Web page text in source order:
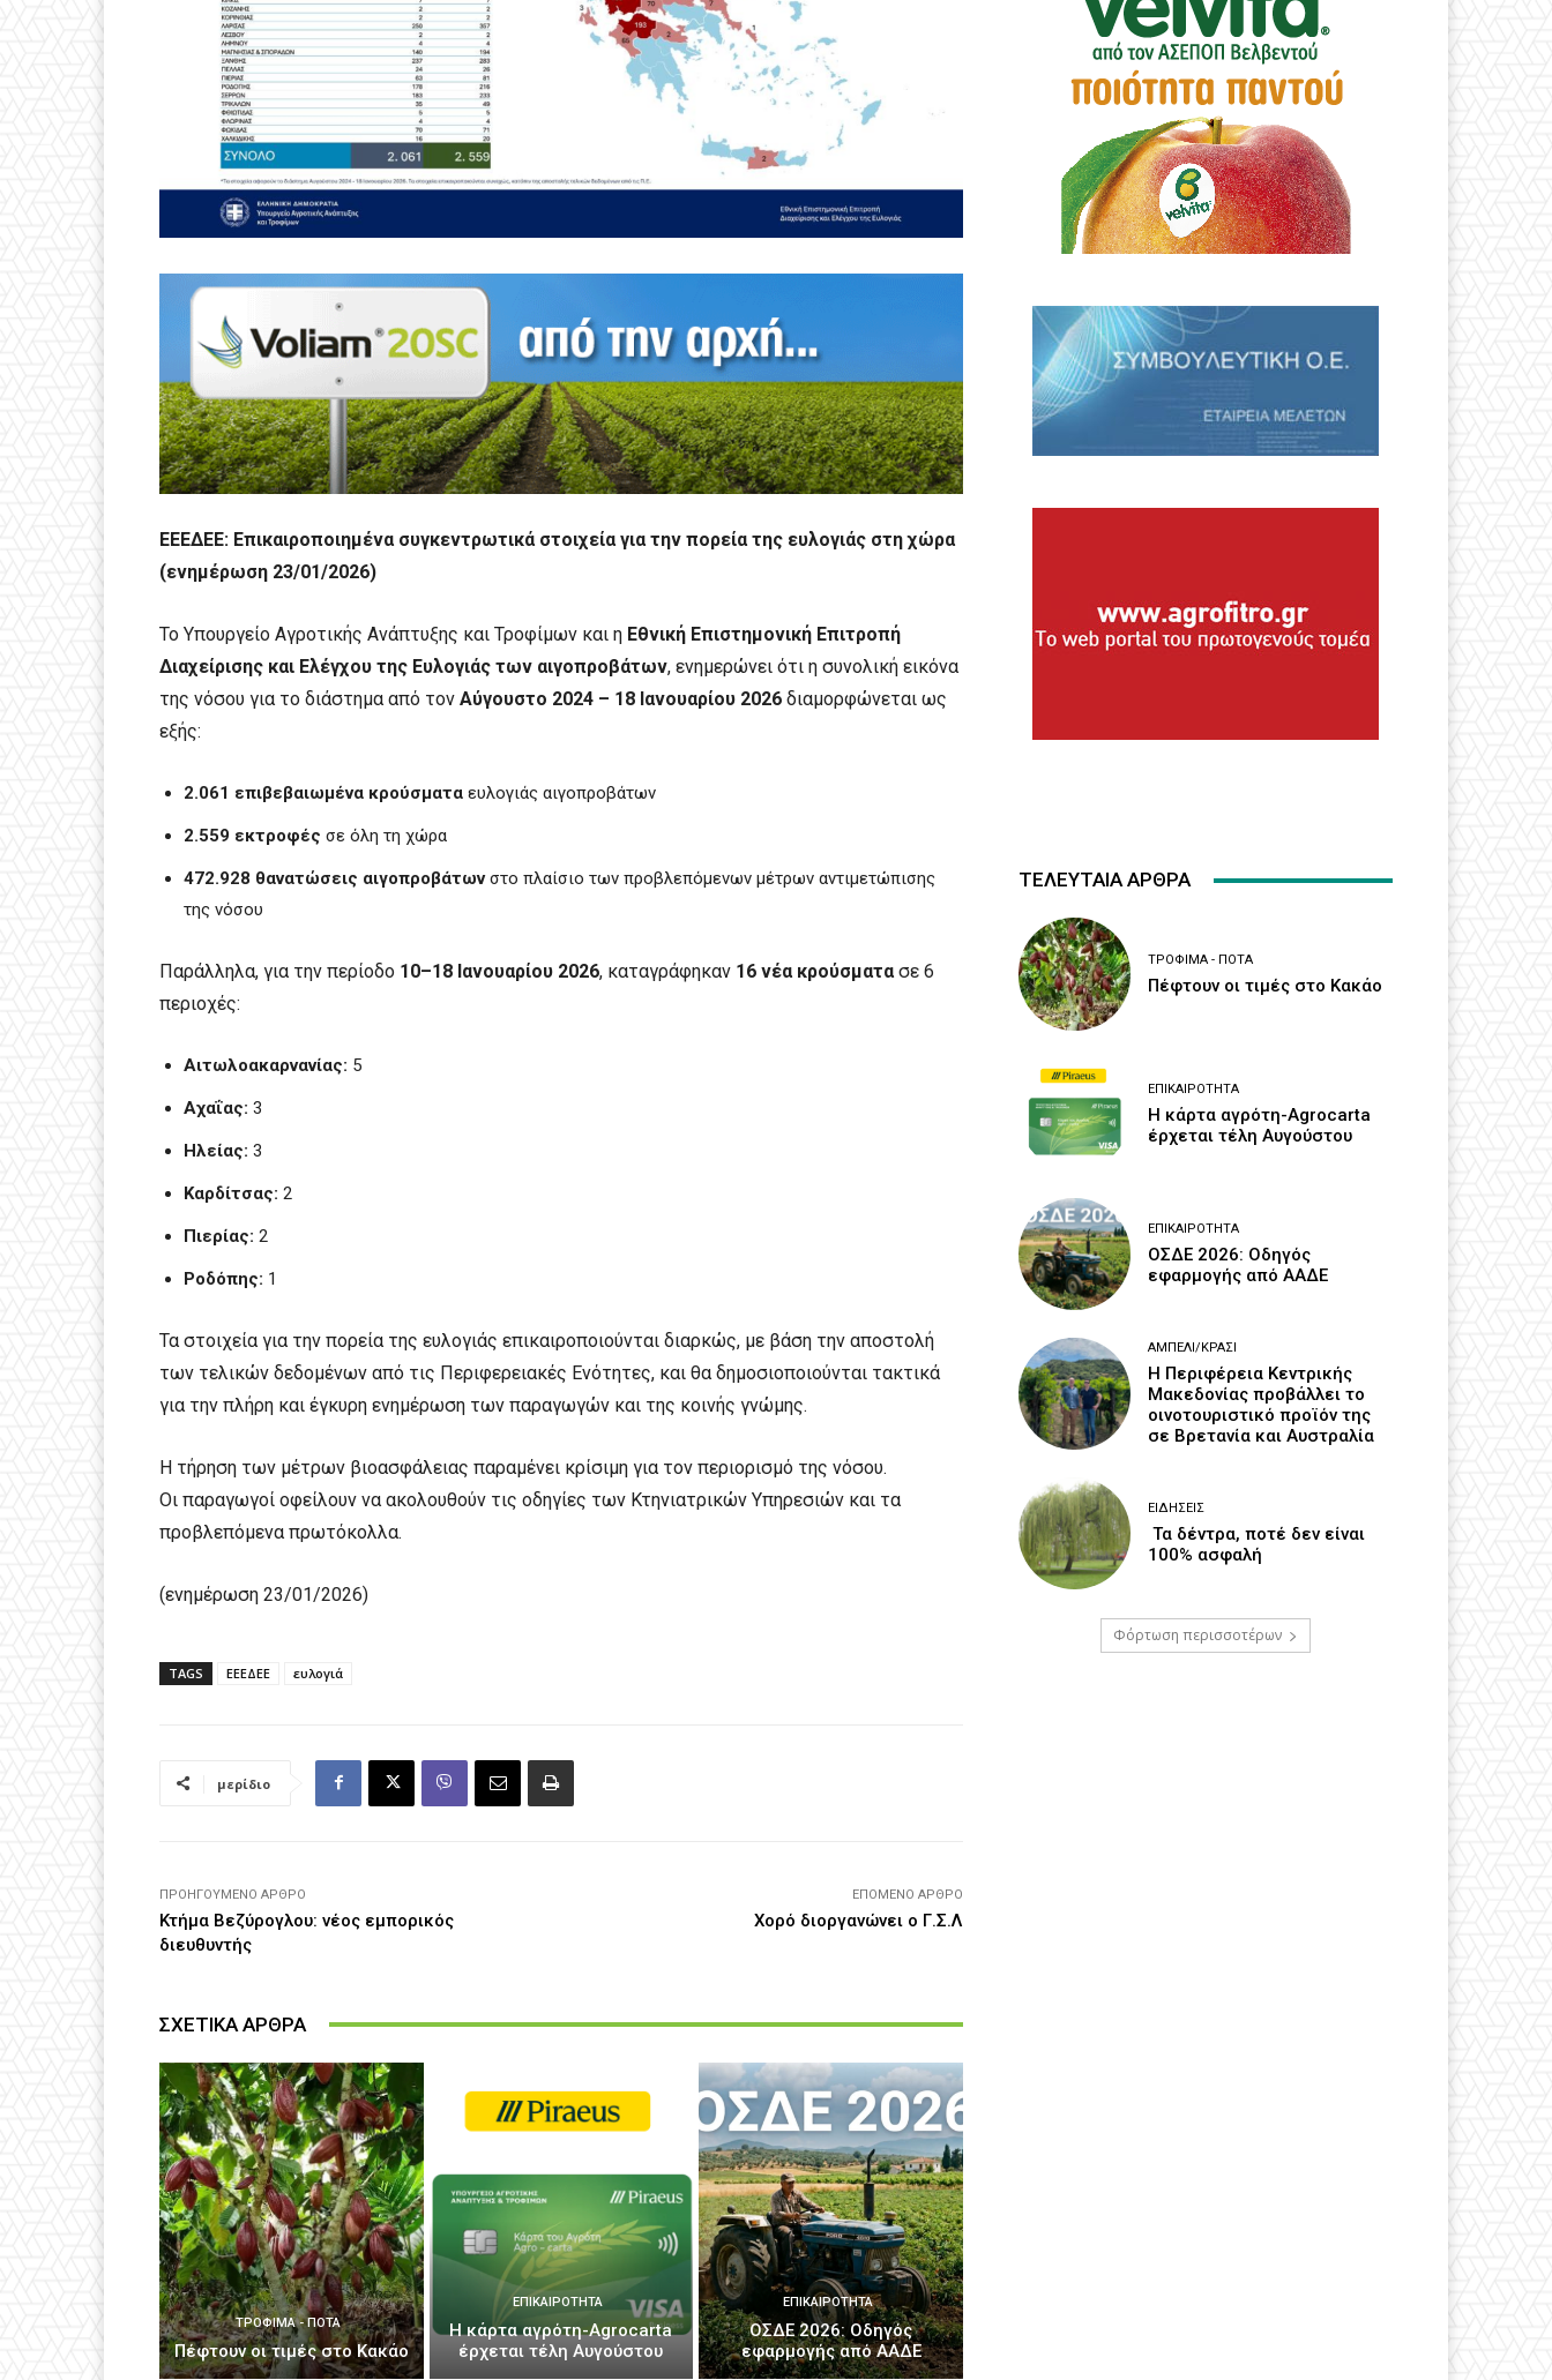
ΕΕΕΔΕΕ: Επικαιροποιημένα συγκεντρωτικά στοιχεία για την πορεία της ευλογιάς στη χώρα
(ενημέρωση 23/01/2026)
Το Υπουργείο Αγροτικής Ανάπτυξης και Τροφίμων και η Εθνική Επιστημονική Επιτροπή
Διαχείρισης και Ελέγχου της Ευλογιάς των αιγοπροβάτων, ενημερώνει ότι η συνολική εικόνα
της νόσου για το διάστημα από τον Αύγουστο 2024 – 18 Ιανουαρίου 2026 διαμορφώνεται ως
εξής:
2.061 επιβεβαιωμένα κρούσματα ευλογιάς αιγοπροβάτων
2.559 εκτροφές σε όλη τη χώρα
472.928 θανατώσεις αιγοπροβάτωνστο πλαίσιο των προβλεπόμενων μέτρων αντιμετώπισης
της νόσου
Παράλληλα, για την περίοδο 10–18 Ιανουαρίου 2026, καταγράφηκαν 16 νέα κρούσματα σε 6
περιοχές:
Αιτωλοακαρνανίας: 5
Αχαΐας: 3
Ηλείας: 3
Καρδίτσας: 2
Πιερίας: 2
Ροδόπης: 1
Τα στοιχεία για την πορεία της ευλογιάς επικαιροποιούνται διαρκώς, με βάση την αποστολή
των τελικών δεδομένων από τις Περιφερειακές Ενότητες, και θα δημοσιοποιούνται τακτικά
για την πλήρη και έγκυρη ενημέρωση των παραγωγών και της κοινής γνώμης.
Η τήρηση των μέτρων βιοασφάλειας παραμένει κρίσιμη για τον περιορισμό της νόσου.
Οι παραγωγοί οφείλουν να ακολουθούν τις οδηγίες των Κτηνιατρικών Υπηρεσιών και τα
προβλεπόμενα πρωτόκολλα.
(ενημέρωση 23/01/2026)
TAGS ΕΕΕΔΕΕ ευλογιά
μερίδιο
ΠΡΟΗΓΟΎΜΕΝΟ ΆΡΘΡΟ
Κτήμα Βεζύρογλου: νέος εμπορικός
διευθυντής
ΕΠΌΜΕΝΟ ΆΡΘΡΟ
Χορό διοργανώνει ο Γ.Σ.Λ
ΣΧΕΤΙΚΑ ΑΡΘΡΑ
ΤΡΌΦΙΜΑ - ΠΟΤΆ
Πέφτουν οι τιμές στο Κακάο
ΕΠΙΚΑΙΡΌΤΗΤΑ
Η κάρτα αγρότη-Agrocarta
έρχεται τέλη Αυγούστου
ΕΠΙΚΑΙΡΌΤΗΤΑ
ΟΣΔΕ 2026: Οδηγός
εφαρμογής από ΑΑΔΕ
ΤΕΛΕΥΤΑΙΑ ΑΡΘΡΑ
ΤΡΌΦΙΜΑ - ΠΟΤΆ
Πέφτουν οι τιμές στο Κακάο
ΕΠΙΚΑΙΡΌΤΗΤΑ
Η κάρτα αγρότη-Agrocarta
έρχεται τέλη Αυγούστου
ΕΠΙΚΑΙΡΌΤΗΤΑ
ΟΣΔΕ 2026: Οδηγός
εφαρμογής από ΑΑΔΕ
ΑΜΠΈΛΙ/ΚΡΑΣΊ
H Περιφέρεια Κεντρικής
Μακεδονίας προβάλλει το
οινοτουριστικό προϊόν της
σε Βρετανία και Αυστραλία
ΕΙΔΉΣΕΙΣ
Τα δέντρα, ποτέ δεν είναι
100% ασφαλή
Φόρτωση περισσοτέρων